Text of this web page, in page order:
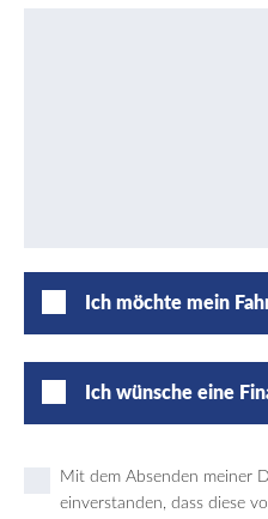
Ich möchte mein
Ich wünsche eine
Mit dem Absenden meiner
einverstanden, dass diese